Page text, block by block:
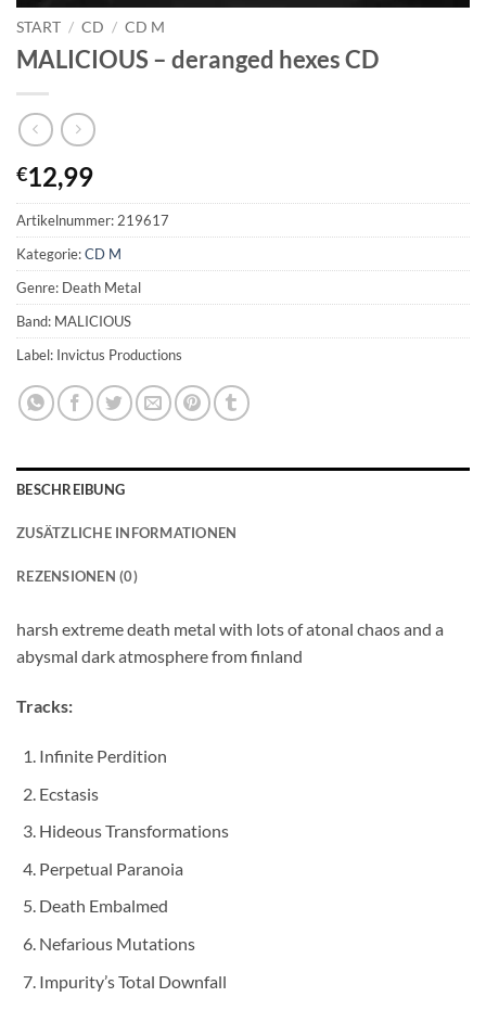
START / CD / CD M
MALICIOUS – deranged hexes CD
€12,99
Artikelnummer:219617
Kategorie:CD M
Genre: Death Metal
Band: MALICIOUS
Label: Invictus Productions
BESCHREIBUNG
ZUSÄTZLICHE INFORMATIONEN
REZENSIONEN (0)
harsh extreme death metal with lots of atonal chaos and a
abysmal dark atmosphere from finland
Tracks:
Infinite Perdition
Ecstasis
Hideous Transformations
Perpetual Paranoia
Death Embalmed
Nefarious Mutations
Impurity’s Total Downfall